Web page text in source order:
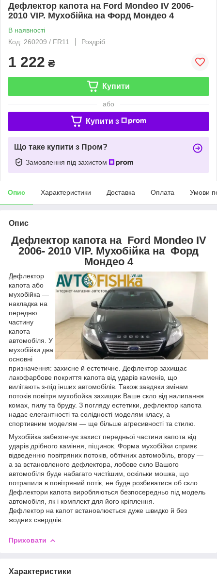
Дефлектор капота на Ford Mondeo IV 2006-
2010 VIP. Мухобійка на Форд Мондео 4
В наявності
Код: 260209 / FR11
Роздріб
1 222 ₴
Купити
або
Купити з
Що таке купити з Пром?
Замовлення під захистом
Опис Характеристики Доставка Оплата Умови
Опис
Дефлектор капота на Ford Mondeo IV
2006- 2010 VIP. Мухобійка на Форд
Мондео 4
Дефлектор
капота або
мухобійка —
накладка на
передню
частину
капота
автомобіля. У
мухобійки два
основні
призначення: захисне й естетичне. Дефлектор захищає
лакофарбове покриття капота від ударів каменів, що
вилітають з-під інших автомобілів. Також завдяки змінам
потоків повітря мухобойка захищає Ваше скло від налипання
комах, пилу та бруду. З погляду естетики, дефлектор капота
надає елегантності та солідності моделям класу, а
спортивним моделям — ще більше агресивності та стилю.
Мухобійка забезпечує захист передньої частини капота від
ударів дрібного каміння, піщинок. Форма мухобійки сприяє
відведенню повітряних потоків, обтічних автомобіль, вгору —
а за встановленого дефлектора, лобове скло Вашого
автомобіля буде набагато чистішим, оскільки мошка, що
потрапила в повітряний потік, не буде розбиватися об скло.
Дефлектори капота виробляються безпосередньо під модель
автомобіля, як і комплект для його кріплення.
Дефлектор на капот встановлюється дуже швидко й без
жодних свердлів.
Приховати
Характеристики